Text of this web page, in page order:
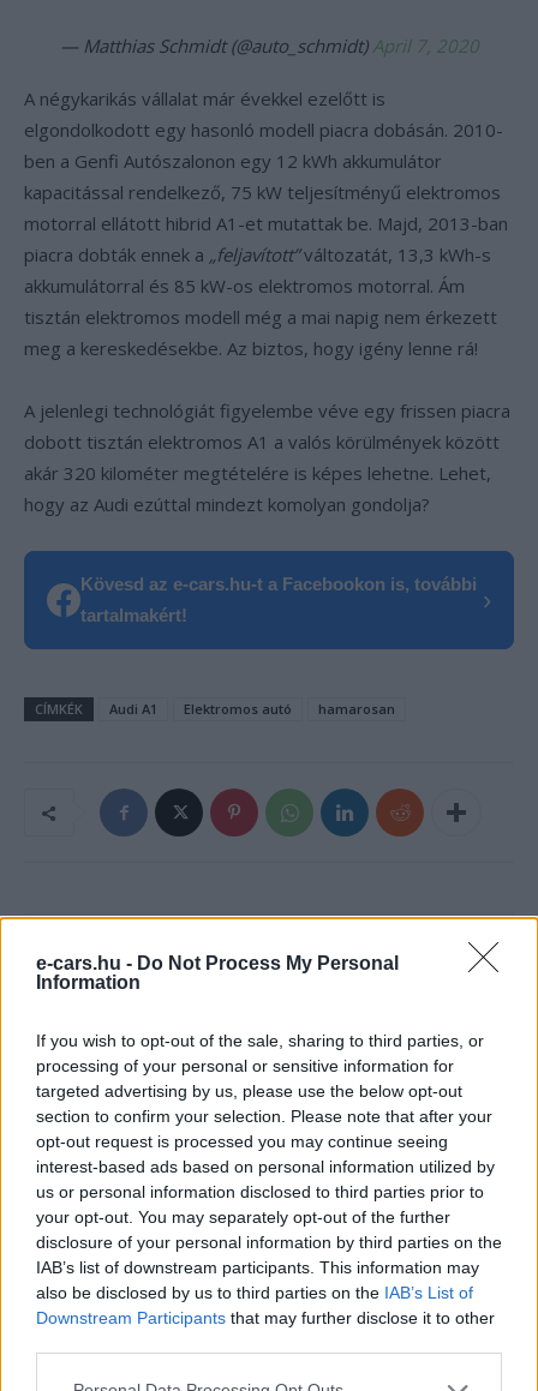
e-cars.hu - Do Not Process My Personal
Information
If you wish to opt-out of the sale, sharing to third parties, or
processing of your personal or sensitive information for
targeted advertising by us, please use the below opt-out
section to confirm your selection. Please note that after your
opt-out request is processed you may continue seeing
interest-based ads based on personal information utilized by
us or personal information disclosed to third parties prior to
your opt-out. You may separately opt-out of the further
disclosure of your personal information by third parties on the
IAB’s list of downstream participants. This information may
also be disclosed by us to third parties on the IAB’s List of
Downstream Participants that may further disclose it to other
— Matthias Schmidt (@auto_schmidt) April 7, 2020
A négykarikás vállalat már évekkel ezelőtt is
elgondolkodott egy hasonló modell piacra dobásán. 2010-
ben a Genfi Autószalonon egy 12 kWh akkumulátor
kapacitással rendelkező, 75 kW teljesítményű elektromos
motorral ellátott hibrid A1-et mutattak be. Majd, 2013-ban
piacra dobták ennek a „feljavított”változatát, 13,3 kWh-s
akkumulátorral és 85 kW-os elektromos motorral. Ám
tisztán elektromos modell még a mai napig nem érkezett
meg a kereskedésekbe. Az biztos, hogy igény lenne rá!
A jelenlegi technológiát figyelembe véve egy frissen piacra
dobott tisztán elektromos A1 a valós körülmények között
akár 320 kilométer megtételére is képes lehetne. Lehet,
hogy az Audi ezúttal mindezt komolyan gondolja?
Kövesd az e-cars.hu-t a Facebookon is, további
tartalmakért!
›
CÍMKÉK Audi A1 Elektromos autó hamarosan
e-cars.hu
Elektromosan közlekedsz, vagy a váltáson töprengsz?
Érdekelnek a legfrissebb hírek az e-autók világából, vagy
foglalkoztatnak a legújabb fejlesztések az elektromosság és a
fenntarthatóság területén? Akkor jó helyen jársz!
KAPCSOLÓDÓ CIKKEK TÖBB A SZERZŐTŐL